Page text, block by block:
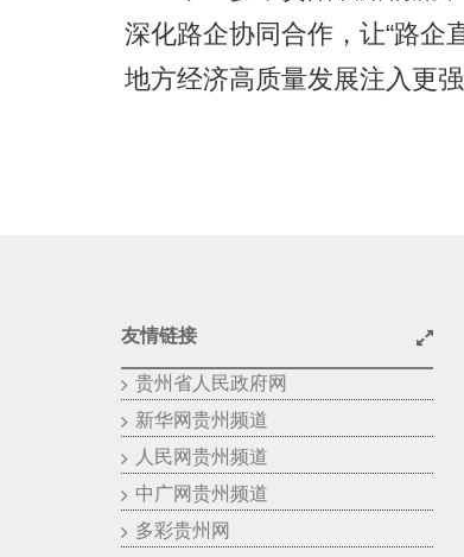
深化路企协同合作，让“路企
地方经济高质量发展注入更强
友情链接
贵州省人民政府网
新华网贵州频道
人民网贵州频道
中广网贵州频道
多彩贵州网